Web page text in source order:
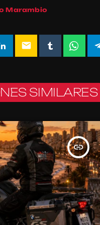
Marambio
email
SIMILARES
insert_link